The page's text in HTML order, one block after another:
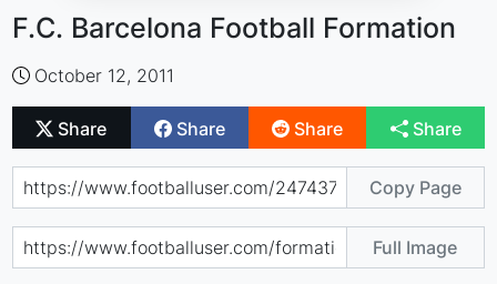
F.C. Barcelona Football Formation
October 12, 2011
Share Share Share Share
Copy Page
Full Image